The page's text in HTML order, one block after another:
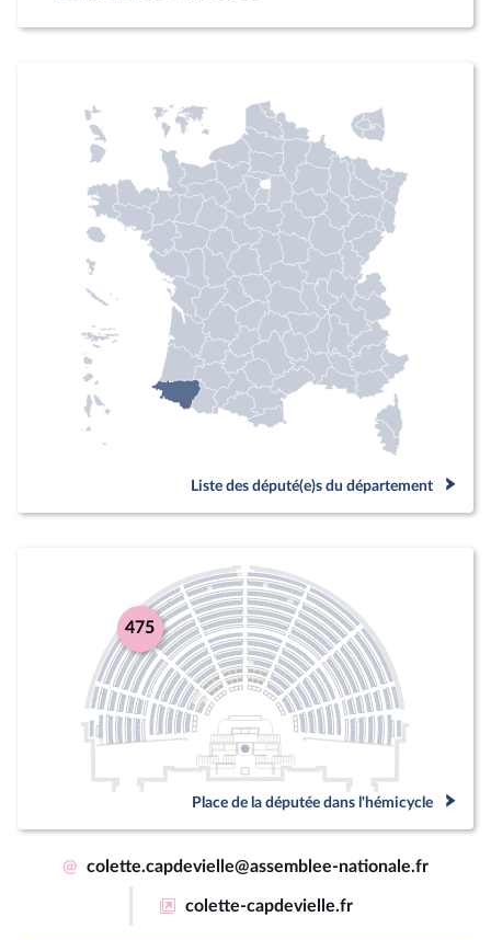
Liste des député(e)s du département
475
Place de la députée dans l'hémicycle
@ colette.capdevielle@assemblee-nationale.fr
colette-capdevielle.fr